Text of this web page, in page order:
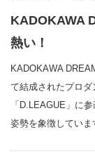
KADOKAWA
熱い！
KADOKAWA
て結成されたプロ
「D.LEAGUE」に
姿勢を象徴してい